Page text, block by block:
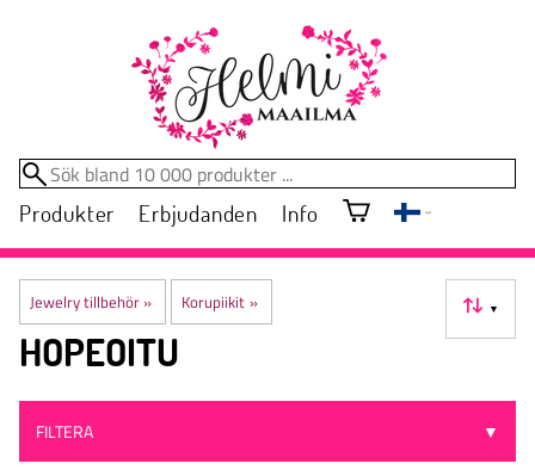
Produkter Erbjudanden Info
Jewelry tillbehör‪» Korupiikit ‪» ▼
HOPEOITU
FILTERA ▼